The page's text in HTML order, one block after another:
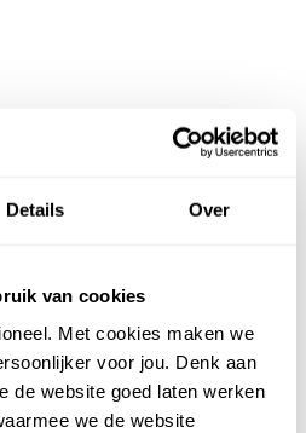
Details Over
van cookies
Met cookies maken we
voor jou. Denk aan
de website goed laten werken
we de website